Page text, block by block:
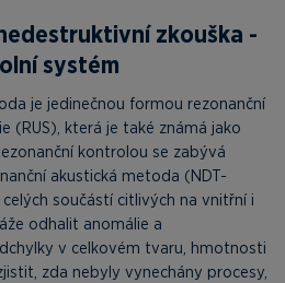
zkouška -
systém
je jedinečnou formou rezonanční
(RUS), která je také známá jako
kontrolou se zabývá
akustická metoda (NDT-
součástí citlivých na vnitřní i
odhalit anomálie a
v celkovém tvaru, hmotnosti
zda nebyly vynechány procesy,